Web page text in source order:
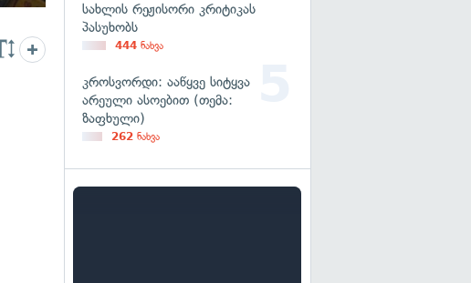
სახლის რეჟისორი კრიტიკას
პასუხობს
444 ნახვა
კროსვორდი: ააწყვე სიტყვა
არეული ასოებით (თემა:
ზაფხული)
262 ნახვა